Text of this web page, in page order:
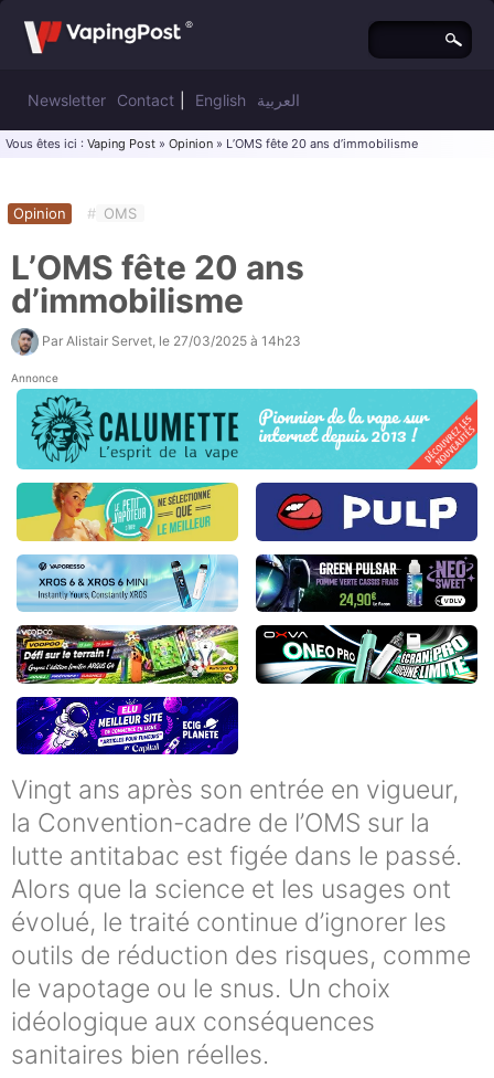
Newsletter Contact English العربية
Vous êtes ici : Vaping Post » Opinion » L’OMS fête 20 ans d’immobilisme
Opinion # OMS
L’OMS fête 20 ans
d’immobilisme
Par Alistair Servet , le 27/03/2025 à 14h23
Annonce
Vingt ans après son entrée en vigueur,
la Convention-cadre de l’OMS sur la
lutte antitabac est figée dans le passé.
Alors que la science et les usages ont
évolué, le traité continue d’ignorer les
outils de réduction des risques, comme
le vapotage ou le snus. Un choix
idéologique aux conséquences
sanitaires bien réelles.